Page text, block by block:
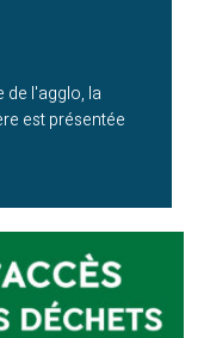
de l'agglo, la
est présentée